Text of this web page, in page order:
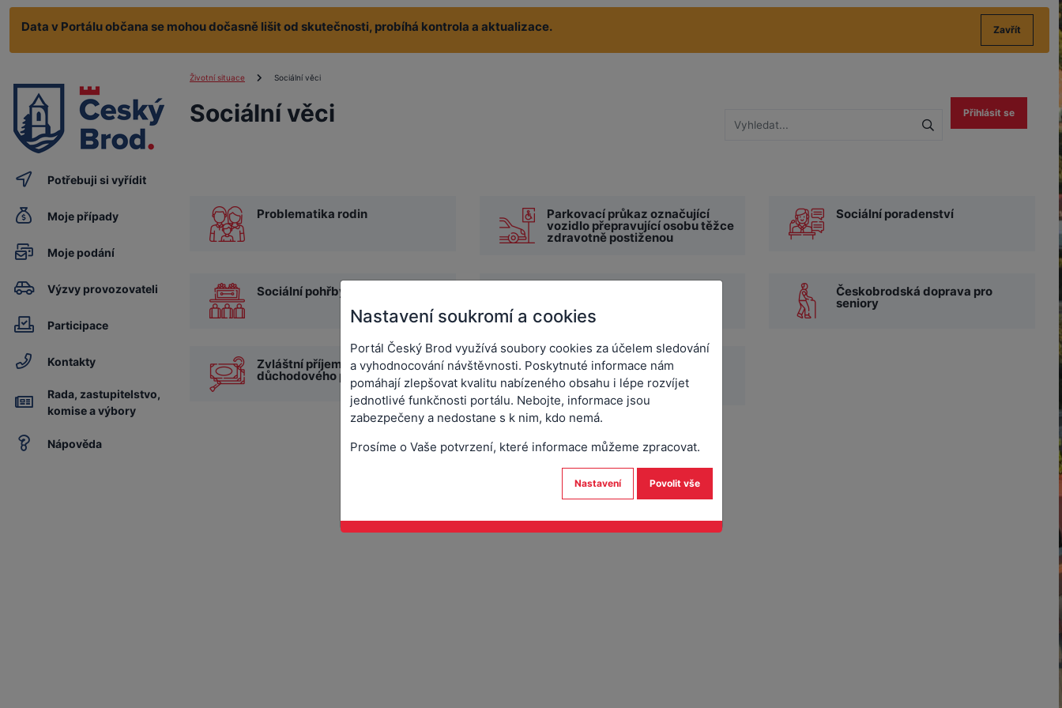
Data v Portálu občana se mohou dočasně lišit od skutečnosti, probíhá kontrola a aktualizace. Zavřít
Potřebuji si vyřídit
Moje případy
Moje podání
Výzvy provozovateli
Participace
Kontakty
Rada, zastupitelstvo,
komise a výbory
Nápověda
Životní situace Sociální věci
Sociální věci Přihlásit se
Problematika rodin Parkovací průkaz označující
vozidlo přepravující osobu těžce
zdravotně postiženou
Sociální poradenství
Sociální pohřby Českobrodská doprava pro
seniory
Zvláštní příjemce dávek
důchodového pojištění
Práce s osobami ve výkonu
trestu odnětí svobody a po
propuštění z výkonu trestu
Nastavení soukromí a cookies
Portál Český Brod využívá soubory cookies za účelem sledování
a vyhodnocování návštěvnosti. Poskytnuté informace nám
pomáhají zlepšovat kvalitu nabízeného obsahu i lépe rozvíjet
jednotlivé funkčnosti portálu. Nebojte, informace jsou
zabezpečeny a nedostane s k nim, kdo nemá.
Prosíme o Vaše potvrzení, které informace můžeme zpracovat.
Nastavení Povolit vše